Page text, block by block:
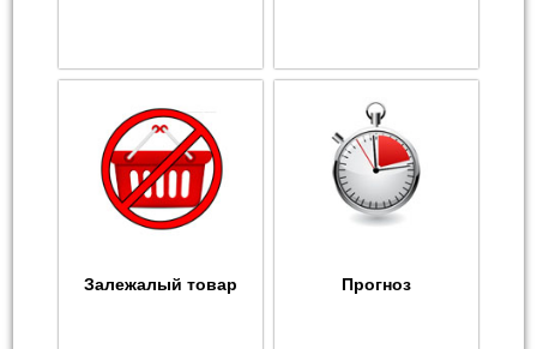
Залежалый товар Прогноз